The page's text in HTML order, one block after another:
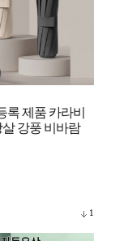
록 제품 카라비
살 강풍 비바람
1